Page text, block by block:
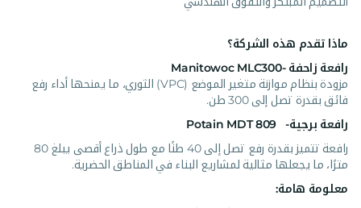
ماذا تقدم هذه الشركة؟
رافعة زاحفة -Manitowoc MLC300
مزودة بنظام موازنة متغير الموضع (VPC) الثوري، ما يمنحها أداء رفع
فائق بقدرة تصل إلى 300 طن.
رافعة برجية- Potain MDT 809
رافعة تتميز بقدرة رفع تصل إلى 40 طنًا مع طول ذراع أقصى يبلغ 80
مترًا، ما يجعلها مثالية لمشاريع البناء في المناطق الحضرية.
معلومة هامة: